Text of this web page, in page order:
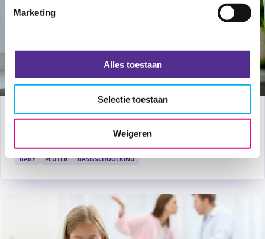
Marketing
Alles toestaan
Selectie toestaan
Weigeren
Jonge kinderen ontdekken de wereld:
let op valgevaar bij open ramen en
balkons
BABY PEUTER BASISSCHOOLKIND